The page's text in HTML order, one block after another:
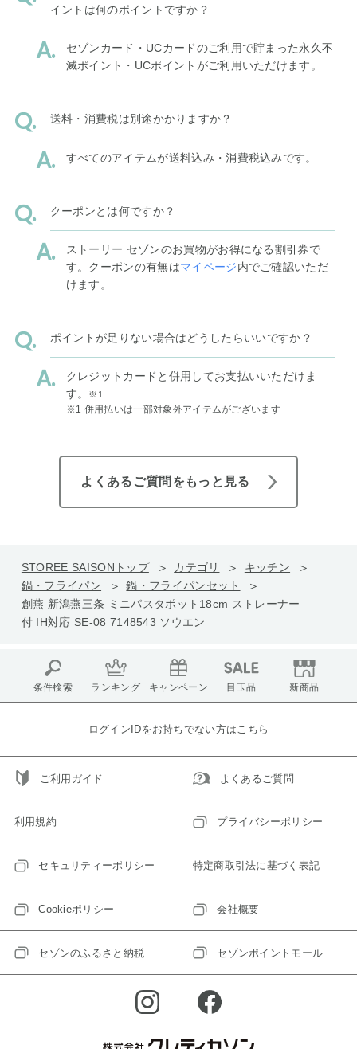
イントは何のポイントですか？
セゾンカード・UCカードのご利用で貯まった永久不
滅ポイント・UCポイントがご利用いただけます。
送料・消費税は別途かかりますか？
すべてのアイテムが送料込み・消費税込みです。
クーポンとは何ですか？
ストーリー セゾンのお買物がお得になる割引券で
す。クーポンの有無はマイページ内でご確認いただ
けます。
ポイントが足りない場合はどうしたらいいですか？
クレジットカードと併用してお支払いいただけま
す。
※1
※1 併用払いは一部対象外アイテムがございます
よくあるご質問をもっと見る
STOREE SAISONトップ カテゴリ
キッチン
鍋・フライパン
鍋・フライパンセット
創燕 新潟燕三条 ミニパスタポット18cm ストレーナー
付 IH対応 SE-08 7148543 ソウエン
条件検索 ランキング キャンペーン 目玉品 新商品
ログインIDをお持ちでない方はこちら
ご利用ガイド よくあるご質問
利用規約 プライバシーポリシー
セキュリティーポリシー 特定商取引法に基づく表記
Cookieポリシー 会社概要
セゾンのふるさと納税 セゾンポイントモール